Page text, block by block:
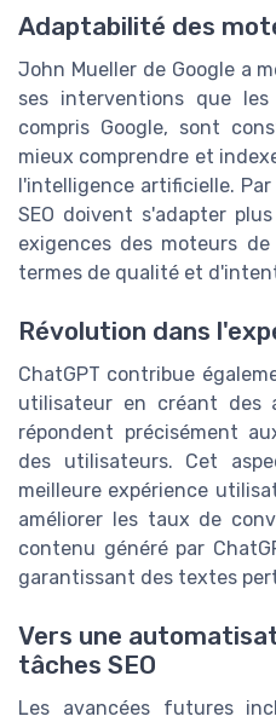
Adaptabilité des
John Mueller de Google a
ses interventions que
compris Google, sont
mieux comprendre et
l'intelligence artificielle.
SEO doivent s'adapter
exigences des moteurs
termes de qualité et
Révolution dans
ChatGPT contribue
utilisateur en créant des
répondent précisément
des utilisateurs. Cet
meilleure expérience
améliorer les taux de
contenu généré par
garantissant des textes
Vers une
tâches SEO
Les avancées futures